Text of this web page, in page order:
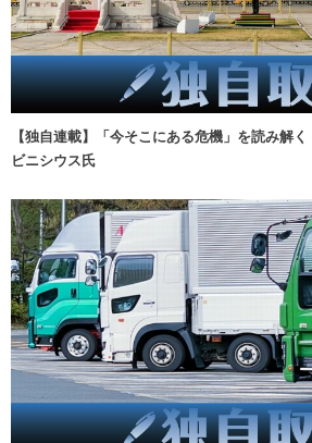
【独自連載】「今そこにある危機」を読み解
ビニシウス氏